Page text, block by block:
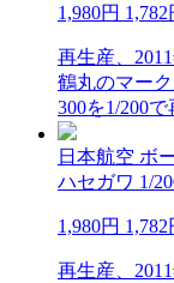
1,980円 1,782
再生産、
鶴丸のマー
300を1/200で
日本航空 ボ
ハセガワ 1/
1,980円 1,782
再生産、